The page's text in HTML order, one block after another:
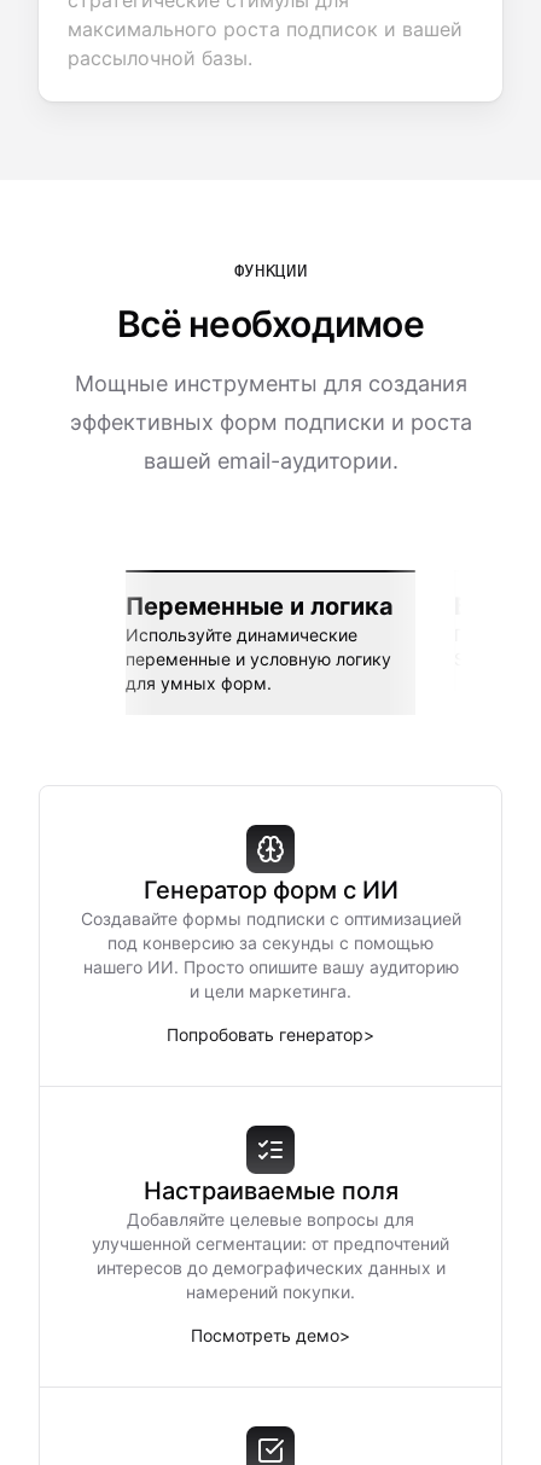
максимального роста подписок и вашей
рассылочной базы.
ФУНКЦИИ
Всё необходимое
Мощные инструменты для создания
эффективных форм подписки и роста
вашей email-аудитории.
Переменные и логика
Используйте динамические
переменные и условную логику
для умных форм.
Генератор форм с ИИ
Создавайте формы подписки с оптимизацией
под конверсию за секунды с помощью
нашего ИИ. Просто опишите вашу аудиторию
и цели маркетинга.
Попробовать генератор>
Настраиваемые поля
Добавляйте целевые вопросы для
улучшенной сегментации: от предпочтений
интересов до демографических данных и
намерений покупки.
Посмотреть демо>